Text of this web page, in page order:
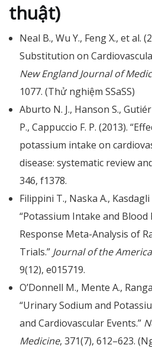
thuật)
Neal B., Wu Y., Feng X., et al.
Substitution on
New England Journal of
1077. (Thử nghiệm SSaSS)
Aburto N. J., Hanson S.,
P., Cappuccio F. P. (2013).
potassium intake on
disease: systematic review
346, f1378.
Filippini T., Naska A., Kasdagli
“Potassium Intake and Blood
Response Meta-Analysis of
Trials.” Journal of the
9(12), e015719.
O’Donnell M., Mente A.,
“Urinary Sodium and
and Cardiovascular Events.”
Medicine, 371(7), 612–623.